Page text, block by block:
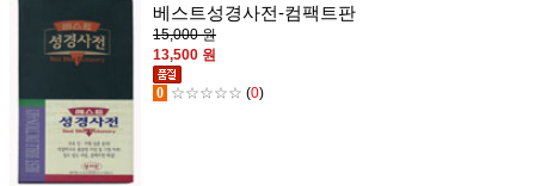
베스트성경사전-컴팩트판
15,000 원
13,500 원
0 ☆☆☆☆☆ (0)